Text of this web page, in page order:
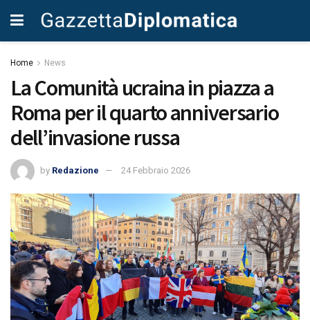
Home News
La Comunità ucraina in piazza a
Roma per il quarto anniversario
dell’invasione russa
by Redazione 24 Febbraio 2026